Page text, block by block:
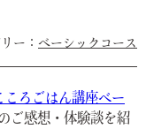
ピ
ベーシックコース
ころごはん講座ベー
ご感想・体験談を紹